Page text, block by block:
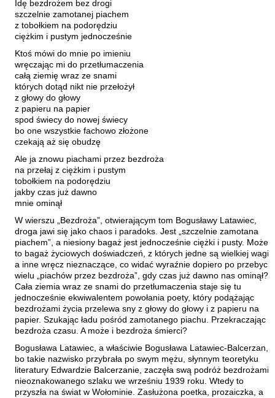
Hoffmann Krzysztof
Holden Gojtowski Jarek
Hrynacz Tomasz
Jakób Lech M.
Jakubowski Jarosław
Jakubowski Paweł
Jasina Zbigniew
Jentys-Borelowska Maria
Jonaszko Jolanta
Juzyszyn Wojciech
Kain Dawid
Kalenin Magdalena
Kamiński Gabriel Leonard
Kaniecka-Mazurek Anna
Kántor Péter
Keineg Paol
Kemény István
Kępiński Piotr
Kępisty Iwona
Kierc Bogusław
Klera Wiktoria
Idę bezdrożem bez drogi
szczelnie zamotanej piachem
z tobołkiem na podorędziu
ciężkim i pustym jednocześnie
Ktoś mówi do mnie po imieniu
wręczając mi do przetłumaczenia
całą ziemię wraz ze snami
których dotąd nikt nie przełożył
z głowy do głowy
z papieru na papier
spod świecy do nowej świecy
bo one wszystkie fachowo złożone
czekają aż się obudzę
Ale ja znowu piachami przez bezdroża
na przełaj z ciężkim i pustym
tobołkiem na podorędziu
jakby czas już dawno
mnie ominął
W wierszu „Bezdroża”, otwierającym tom Bogusławy Latawiec,
droga jawi się jako chaos i paradoks. Jest „szczelnie zamotana
piachem”, a niesiony bagaż jest jednocześnie ciężki i pusty. Może
to bagaż życiowych doświadczeń, z których jedne są wielkiej wagi,
a inne wręcz nieznaczące, co widać wyraźnie dopiero po przebyciu
wielu „piachów przez bezdroża”, gdy czas już dawno nas ominął?
Cała ziemia wraz ze snami do przetłumaczenia staje się tu
jednocześnie ekwiwalentem powołania poety, który podążając
bezdrożami życia przelewa sny z głowy do głowy i z papieru na
papier. Szukając ładu pośród zamotanego piachu. Przekraczając
bezdroża czasu. A może i bezdroża śmierci?
Bogusława Latawiec, a właściwie Bogusława Latawiec-Balcerzan,
bo takie nazwisko przybrała po swym mężu, słynnym teoretyku
literatury Edwardzie Balcerzanie, zaczęła swą podróż bezdrożami
nieoznakowanego szlaku we wrześniu 1939 roku. Wtedy to
przyszła na świat w Wołominie. Zasłużona poetka, prozaiczka, a